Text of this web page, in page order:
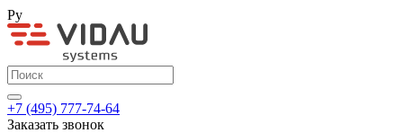
Ру
+7 (495) 777-74-64
Заказать звонок